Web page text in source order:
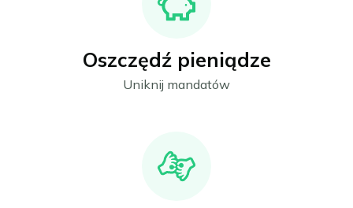
Oszczędź pieniądze
Uniknij mandatów